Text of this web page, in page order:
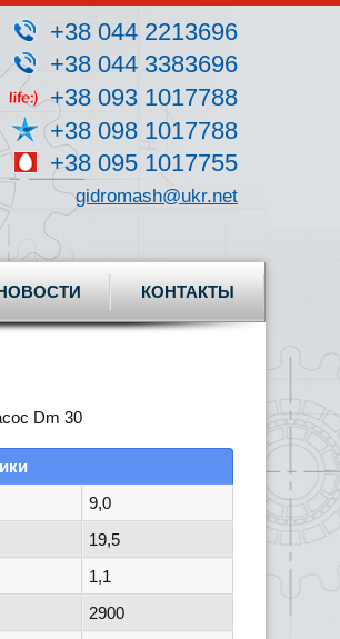
+38 044 2213696
+38 044 3383696
+38 093 1017788
+38 098 1017788
+38 095 1017755
gidromash@ukr.net
КОНТАКТЫ
Dm 30
9,0
19,5
1,1
2900